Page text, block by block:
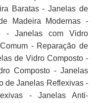
Baratas - Janelas de
Madeira Modernas -
- Janelas com Vidro
- Reparação de
de Vidro Composto -
Composto - Janelas
de Janelas Reflexivas -
- Janelas Anti-